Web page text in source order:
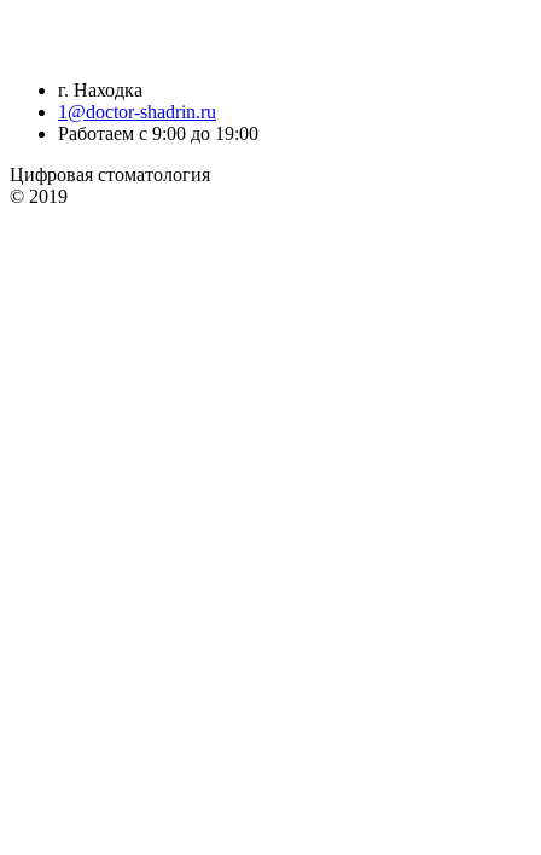
г. Находка
1@doctor-shadrin.ru
Работаем с 9:00 до 19:00
Цифровая стоматология
© 2019